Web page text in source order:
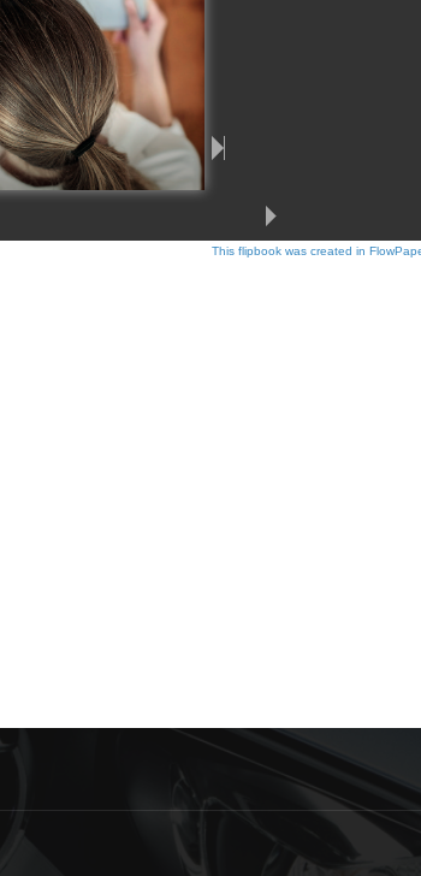
This flipbook was created in